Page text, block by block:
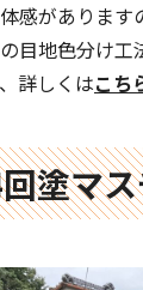
感があります
目地色分け
詳しくはこち
塗マ